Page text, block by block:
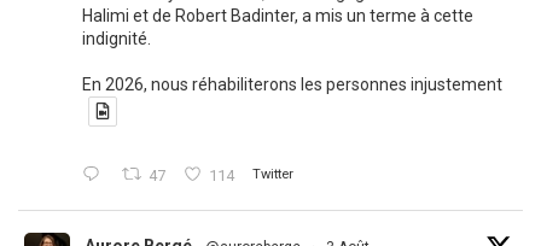
Halimi et de Robert Badinter, a mis un terme à cette
indignité.
En 2026, nous réhabiliterons les personnes injustement
47 114 Twitter